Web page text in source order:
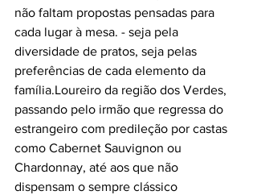
não faltam propostas pensadas para
cada lugar à mesa. - seja pela
diversidade de pratos, seja pelas
preferências de cada elemento da
família.Loureiro da região dos Verdes,
passando pelo irmão que regressa do
estrangeiro com predileção por castas
como Cabernet Sauvignon ou
Chardonnay, até aos que não
dispensam o sempre clássico